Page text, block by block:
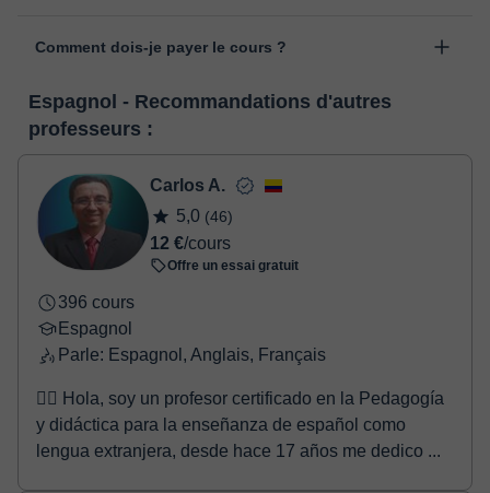
classgap, développée à des fins pédagogiques avec de
service de messagerie instantanée, le tableau blanc virtuel ou le
traitement de texte en ligne collaboratif.Voir la classe virtuelle
Comment dois-je payer le cours ?
paiement grâce à notre service de paiement virtuel. Vous avez
deux options:
- carte de débit / crédit
- Paypal
Une fois le paiement réglé, nous vous enverrons un e-mail pour
confirmer la réservation.
Espagnol - Recommandations d'autres
professeurs :
Carlos A.
5,0 (46)
12 €/cours
Offre un essai gratuit
396 cours
Espagnol
Parle: Espagnol, Anglais, Français
🙋‍♂️ Hola, soy un profesor certificado en la Pedagogía
y didáctica para la enseñanza de español como
lengua extranjera, desde hace 17 años me dedico ...